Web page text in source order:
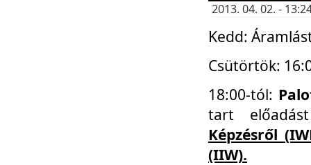
2013. 04. 02. -
Kedd:
Csütörtök:
18:00-tól:
tart
Képzésről
(IIW).